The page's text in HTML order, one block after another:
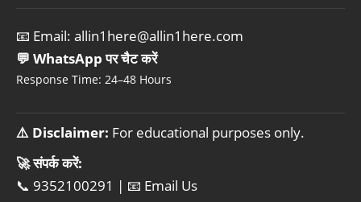
📧 Email: allin1here@allin1here.com
💬 WhatsApp पर चैट करें
Response Time: 24–48 Hours
⚠️ Disclaimer: For educational purposes only.
🚀 संपर्क करें:
📞 9352100291 | 📧 Email Us